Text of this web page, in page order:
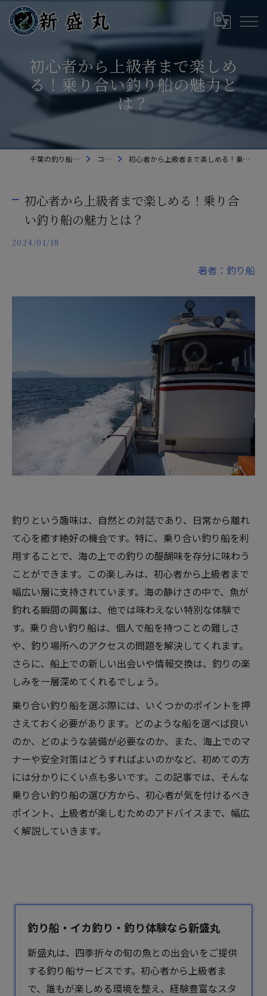
初心者から上級者まで楽しめ
る！乗り合い釣り船の魅力と
は？
千葉の釣り船なら新盛丸 コラム 初心者から上級者まで楽しめる！乗り合い釣り船の魅力とは？
初心者から上級者まで楽しめる！乗り合
い釣り船の魅力とは？
2024/01/18
著者：釣り船
釣りという趣味は、自然との対話であり、日常から離れ
て心を癒す絶好の機会です。特に、乗り合い釣り船を利
用することで、海の上での釣りの醍醐味を存分に味わう
ことができます。この楽しみは、初心者から上級者まで
幅広い層に支持されています。海の静けさの中で、魚が
釣れる瞬間の興奮は、他では味わえない特別な体験で
す。乗り合い釣り船は、個人で船を持つことの難しさ
や、釣り場所へのアクセスの問題を解決してくれます。
さらに、船上での新しい出会いや情報交換は、釣りの楽
しみを一層深めてくれるでしょう。
乗り合い釣り船を選ぶ際には、いくつかのポイントを押
さえておく必要があります。どのような船を選べば良い
のか、どのような装備が必要なのか、また、海上でのマ
ナーや安全対策はどうすればよいのかなど、初めての方
には分かりにくい点も多いです。この記事では、そんな
乗り合い釣り船の選び方から、初心者が気を付けるべき
ポイント、上級者が楽しむためのアドバイスまで、幅広
く解説していきます。
釣り船・イカ釣り・釣り体験なら新盛丸
新盛丸は、四季折々の旬の魚との出会いをご提供
する釣り船サービスです。初心者から上級者ま
で、誰もが楽しめる環境を整え、経験豊富なスタ